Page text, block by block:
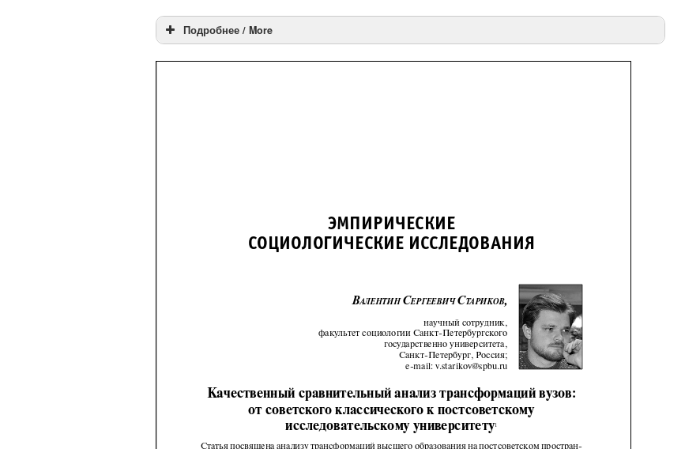
Подробнее / More